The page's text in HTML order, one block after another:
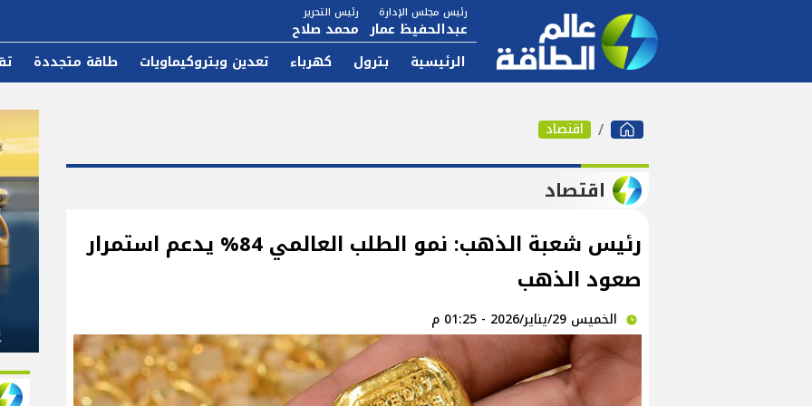
رئيس مجلس الإدارة
عبدالحفيظ عمار
رئيس التحرير
محمد صلاح
الرئيسية بترول كهرباء تعدين وبتروكيماويات طاقة متجددة
اقتصاد
اقتصاد
رئيس شعبة الذهب: نمو الطلب العالمي 84% يدعم استمرار
صعود الذهب
الخميس 29/يناير/2026 - 01:25 م